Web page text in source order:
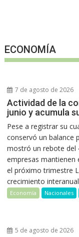
ECONOMÍA
7 de agosto de 2026
Actividad de la
junio y acumula
Pese a registrar su
conservó un balance
mostró un rebote del
empresas mantienen
el próximo trimestre
crecimiento
Economía Nacionales
5 de agosto de 2026